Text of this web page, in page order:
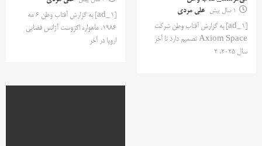
1 سال پیش
علی مردی
[ad_1] به گزارش آفتاب وطن شرکت
Axiom Space تصمیم دارد تا آخر
سال 2025، 2
[ad_1] به گزارش آفتاب وطن 6 مه
1986، ماهواره اگزوست آژانس فضایی
اروپا در آخر